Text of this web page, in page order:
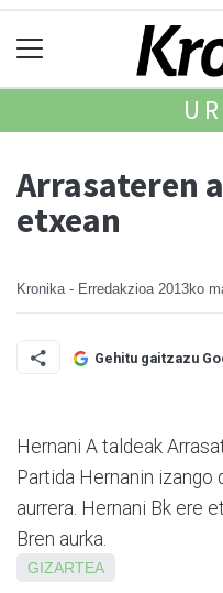
Arrasateren
etxean
Kronika - Erredakzioa 2013ko
Gehitu gaitzazu
Hernani A taldeak
Partida Hernanin
aurrera. Hernani Bk ere
Bren aurka.
GIZARTEA